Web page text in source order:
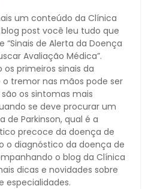
um conteúdo da Clínica
blog post você leu tudo que
“Sinais de Alerta da Doença
Avaliação Médica”.
os primeiros sinais da
o tremor nas mãos pode ser
os sintomas mais
se deve procurar um
de Parkinson, qual é a
precoce da doença de
o diagnóstico da doença de
o blog da Clínica
dicas e novidades sobre
especialidades.